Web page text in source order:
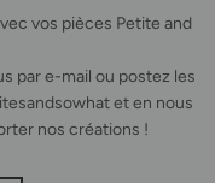
vos pièces Petite and
par e-mail ou postez les
et en nous
nos créations !